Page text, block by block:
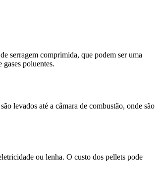
serragem comprimida, que podem ser uma
poluentes.
levados até a câmara de combustão, onde são
ou lenha. O custo dos pellets pode